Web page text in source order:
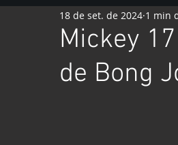
HQs e MANGÁS LIVROS
Mickey
de Bong
18 de set. de 2024 1 min